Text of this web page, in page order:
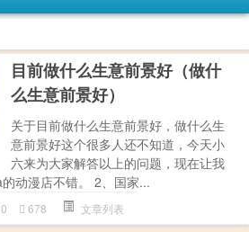
目前做什么生意前景好（做什
么生意前景好）
关于目前做什么生意前景好，做什么生
意前景好这个很多人还不知道，今天小
六来为大家解答以上的问题，现在让我
动漫店不错。 2、国家...
0 678 文章列表